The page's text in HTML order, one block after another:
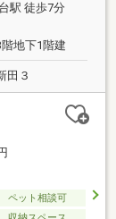
駅 徒歩7分
地下1階建
田３
ペット相談可